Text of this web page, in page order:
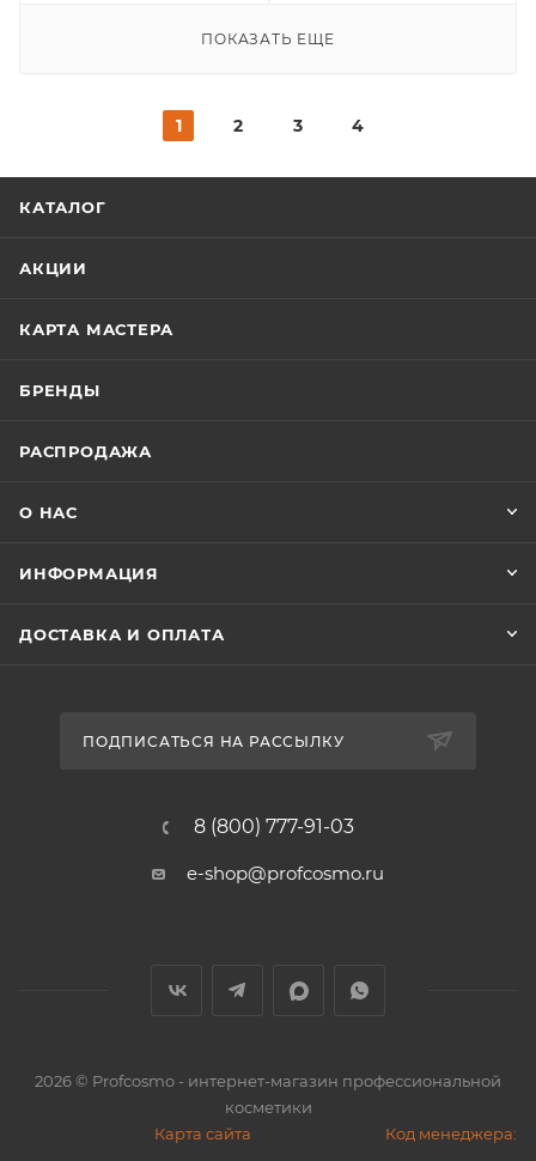
ПОКАЗАТЬ ЕЩЕ
1 2 3 4
КАТАЛОГ
АКЦИИ
КАРТА МАСТЕРА
БРЕНДЫ
РАСПРОДАЖА
О НАС
ИНФОРМАЦИЯ
ДОСТАВКА И ОПЛАТА
ПОДПИСАТЬСЯ НА РАССЫЛКУ
8 (800) 777-91-03
e-shop@profcosmo.ru
2026© Profcosmo - интернет-магазин профессиональной
косметики
Карта сайта
Код менеджера: